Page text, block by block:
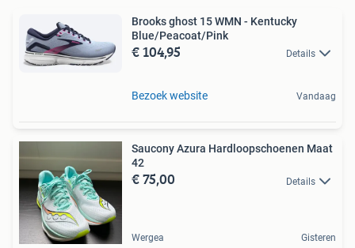
Brooks ghost 15 WMN - Kentucky
Blue/Peacoat/Pink
€ 104,95 Details
Bezoek website Vandaag
Saucony Azura Hardloopschoenen Maat
42
€ 75,00 Details
Wergea Gisteren